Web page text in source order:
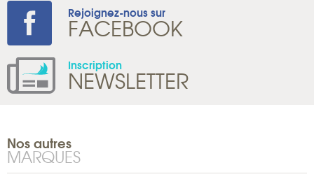
Rejoignez-nous sur
FACEBOOK
Inscription
NEWSLETTER
Nos autres
MARQUES